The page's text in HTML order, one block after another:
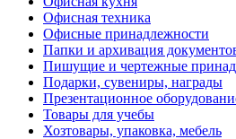
Офисная техника
Офисные принадлежности
Папки и архивация
Пишущие и чертежные
Подарки, сувениры, награды
Презентационное
Товары для учебы
Хозтовары, упаковка, мебель